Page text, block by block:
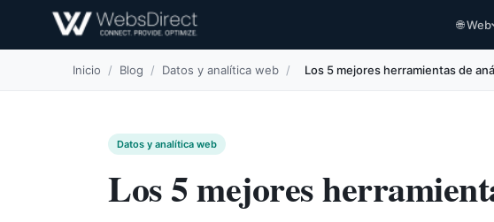
🌐 Web
Inicio / Blog / Datos y analítica web / Los 5 mejores herramientas de
Datos y analítica web
Los 5 mejores